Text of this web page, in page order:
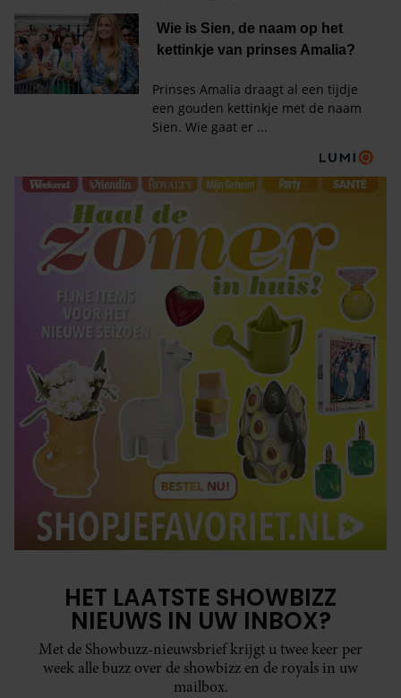
HET LAATSTE SHOWBIZZ
NIEUWS IN UW INBOX?
Met de Showbuzz-nieuwsbrief krijgt u twee keer per
week alle buzz over de showbizz en de royals in uw
mailbox.